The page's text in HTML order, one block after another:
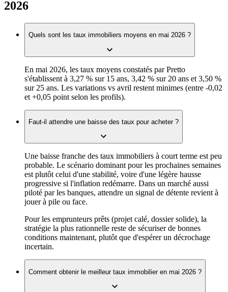
2026
Quels sont les taux immobiliers moyens en mai 2026 ?
En mai 2026, les taux moyens constatés par Pretto
s'établissent à 3,27 % sur 15 ans, 3,42 % sur 20 ans et 3,50 %
sur 25 ans. Les variations vs avril restent minimes (entre -0,02
et +0,05 point selon les profils).
Faut-il attendre une baisse des taux pour acheter ?
Une baisse franche des taux immobiliers à court terme est peu
probable. Le scénario dominant pour les prochaines semaines
est plutôt celui d'une stabilité, voire d'une légère hausse
progressive si l'inflation redémarre. Dans un marché aussi
piloté par les banques, attendre un signal de détente revient à
jouer à pile ou face.
Pour les emprunteurs prêts (projet calé, dossier solide), la
stratégie la plus rationnelle reste de sécuriser de bonnes
conditions maintenant, plutôt que d'espérer un décrochage
incertain.
Comment obtenir le meilleur taux immobilier en mai 2026 ?